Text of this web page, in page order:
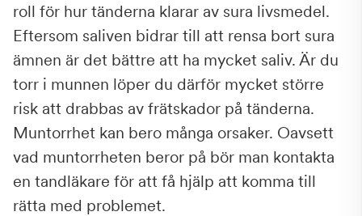
roll för hur tänderna klarar av sura livsmedel.
Eftersom saliven bidrar till att rensa bort sura
ämnen är det bättre att ha mycket saliv. Är du
torr i munnen löper du därför mycket större
risk att drabbas av frätskador på tänderna.
Muntorrhet kan bero många orsaker. Oavsett
vad muntorrheten beror på bör man kontakta
en tandläkare för att få hjälp att komma till
rätta med problemet.